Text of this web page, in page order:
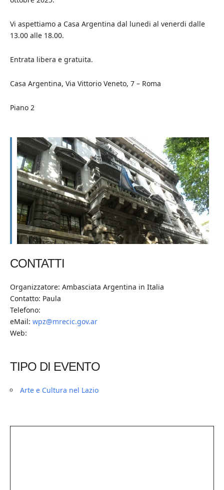
Vi aspettiamo a Casa Argentina dal lunedi al venerdi dalle
13.00 alle 18.00.
Entrata libera e gratuita.
Casa Argentina, Via Vittorio Veneto, 7 – Roma
Piano 2
CONTATTI
Organizzatore: Ambasciata Argentina in Italia
Contatto: Paula
Telefono:
eMail: wpz@mrecic.gov.ar
Web:
TIPO DI EVENTO
Arte e Cultura nel Lazio